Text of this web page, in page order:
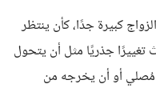
كبيرة جدًا، كأن ينتظر
تغييرًا جذريًا مثل أن يتحول
أو أن يخرجه من